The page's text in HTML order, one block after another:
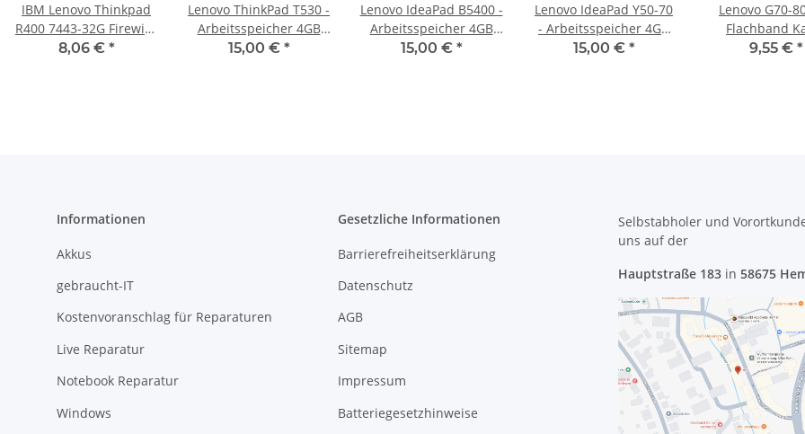
IBM Lenovo Thinkpad
R400 7443-32G Firewire
Port Board Platine
8,06 € *
Lenovo ThinkPad T530 -
Arbeitsspeicher 4GB
RAM Memory DDR3
15,00 € *
Lenovo IdeaPad B5400 -
Arbeitsspeicher 4GB
RAM Memory DDR3
15,00 € *
Lenovo IdeaPad Y50-70
- Arbeitsspeicher 4GB
RAM Memory DDR3
15,00 € *
Lenovo G70-
Flachband
13,4cm 6 polig
9,55 € *
Informationen
Akkus
gebraucht-IT
Kostenvoranschlag für Reparaturen
Live Reparatur
Notebook Reparatur
Windows
Gesetzliche Informationen
Barrierefreiheitserklärung
Datenschutz
AGB
Sitemap
Impressum
Batteriegesetzhinweise
Selbstabholer und
uns auf der
Hauptstraße 183 in 58675